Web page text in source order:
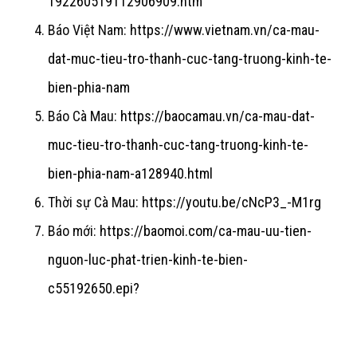
Báo Việt Nam: https://www.vietnam.vn/ca-mau-
dat-muc-tieu-tro-thanh-cuc-tang-truong-kinh-te-
bien-phia-nam
Báo Cà Mau: https://baocamau.vn/ca-mau-dat-
muc-tieu-tro-thanh-cuc-tang-truong-kinh-te-
bien-phia-nam-a128940.html
Thời sự Cà Mau: https://youtu.be/cNcP3_-M1rg
Báo mới: https://baomoi.com/ca-mau-uu-tien-
nguon-luc-phat-trien-kinh-te-bien-
c55192650.epi?